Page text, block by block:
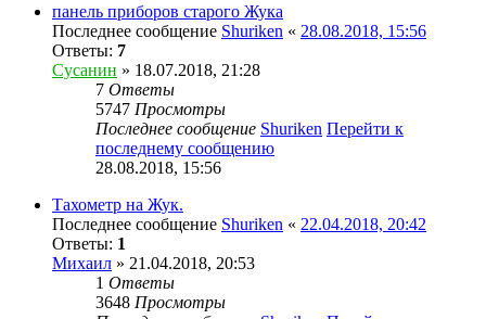
панель приборов старого Жука
Последнее сообщение Shuriken « 28.08.2018, 15:56
Ответы: 7
Сусанин » 18.07.2018, 21:28
7 Ответы
5747 Просмотры
Последнее сообщение Shuriken Перейти к
последнему сообщению
28.08.2018, 15:56
Тахометр на Жук.
Последнее сообщение Shuriken « 22.04.2018, 20:42
Ответы: 1
Михаил » 21.04.2018, 20:53
1 Ответы
3648 Просмотры